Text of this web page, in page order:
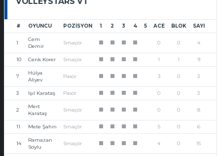
# OYUNCU POZISYON 1 2 3 4 5 ACE BLOK SAYI
1
Cem
Demir
Smaçör 0 0 4
10 Cenk Korer Smaçör 1 1 9
7
Hülya
Aliyev
Pasör 3 0 3
3 Işıl Karataş Pasör 0 0 3
2
Mert
Karataş
Smaçör 0 0 8
11 Mete Şahin Smaçör 5 0 6
14
Ramazan
Soylu
Smaçör 4 0 15